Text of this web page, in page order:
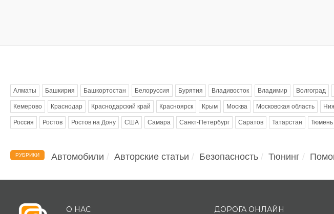
Алматы Башкирия Башкортостан Белоруссия Бурятия Владивосток Владимир Волгоград
Кемерово Краснодар Краснодарский край Красноярск Крым Москва Московская область
Россия Ростов Ростов на Дону США Самара Санкт-Петербург Саратов Татарстан Тюмень
РУБРИКИ Автомобили Авторские статьи Безопасность Тюнинг
О НАС ДОРОГА ОНЛАЙН